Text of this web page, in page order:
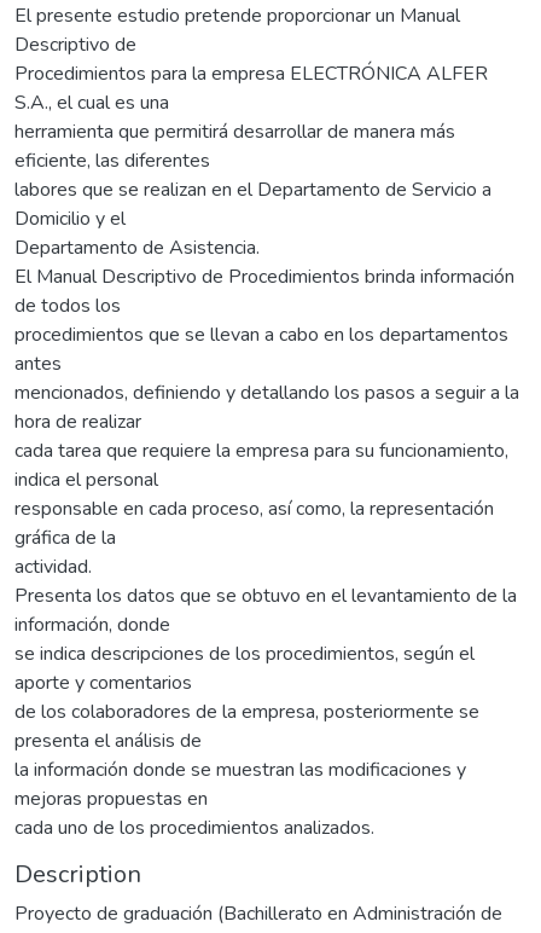
El presente estudio pretende proporcionar un Manual
Descriptivo de
Procedimientos para la empresa ELECTRÓNICA ALFER
S.A., el cual es una
herramienta que permitirá desarrollar de manera más
eficiente, las diferentes
labores que se realizan en el Departamento de Servicio a
Domicilio y el
Departamento de Asistencia.
El Manual Descriptivo de Procedimientos brinda información
de todos los
procedimientos que se llevan a cabo en los departamentos
antes
mencionados, definiendo y detallando los pasos a seguir a la
hora de realizar
cada tarea que requiere la empresa para su funcionamiento,
indica el personal
responsable en cada proceso, así como, la representación
gráfica de la
actividad.
Presenta los datos que se obtuvo en el levantamiento de la
información, donde
se indica descripciones de los procedimientos, según el
aporte y comentarios
de los colaboradores de la empresa, posteriormente se
presenta el análisis de
la información donde se muestran las modificaciones y
mejoras propuestas en
cada uno de los procedimientos analizados.
Description
Proyecto de graduación (Bachillerato en Administración de